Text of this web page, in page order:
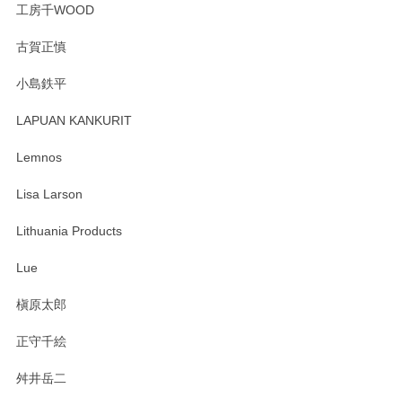
す。 素敵な湯呑みでとても気に入りました。 発送も早く、
たm(_)m
います。無事に届いたようで安心いたしまし
工房千WOOD
古賀正慎
小島鉄平
LAPUAN KANKURIT
Lemnos
Lisa Larson
Lithuania Products
Lue
槇原太郎
正守千絵
舛井岳二